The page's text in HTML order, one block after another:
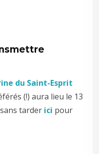
du Saint-Esprit
(!) aura lieu le 13
tarder ici pour